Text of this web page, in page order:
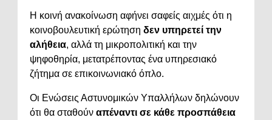
Η κοινή ανακοίνωση αφήνει σαφείς αιχμές ότι η
κοινοβουλευτική ερώτηση δεν υπηρετεί την
αλήθεια, αλλά τη μικροπολιτική και την
ψηφοθηρία, μετατρέποντας ένα υπηρεσιακό
ζήτημα σε επικοινωνιακό όπλο.
Οι Ενώσεις Αστυνομικών Υπαλλήλων δηλώνουν
ότι θα σταθούν απέναντι σε κάθε προσπάθεια